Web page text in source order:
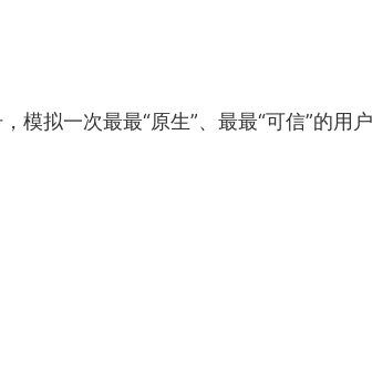
模拟一次最最“原生”、最最“可信”的用